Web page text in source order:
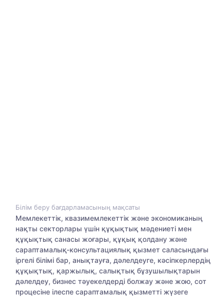
Білім беру бағдарламасының мақсаты
Мемлекеттік, квазимемлекеттік және экономиканың
нақты секторлары үшін құқықтық мәдениеті мен
құқықтық санасы жоғары, құқық қолдану және
сараптамалық-консультациялық қызмет саласындағы
іргелі білімі бар, анықтауға, дәлелдеуге, кәсіпкерлердің
құқықтық, қаржылық, салықтық бұзушылықтарын
дәлелдеу, бизнес тәуекелдерді болжау және жою, сот
процесіне ілеспе сараптамалық қызметті жүзеге